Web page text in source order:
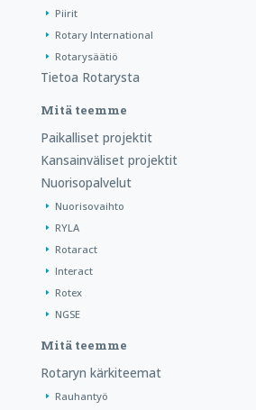
Piirit
Rotary International
Rotarysäätiö
Tietoa Rotarysta
Mitä teemme
Paikalliset projektit
Kansainväliset projektit
Nuorisopalvelut
Nuorisovaihto
RYLA
Rotaract
Interact
Rotex
NGSE
Mitä teemme
Rotaryn kärkiteemat
Rauhantyö